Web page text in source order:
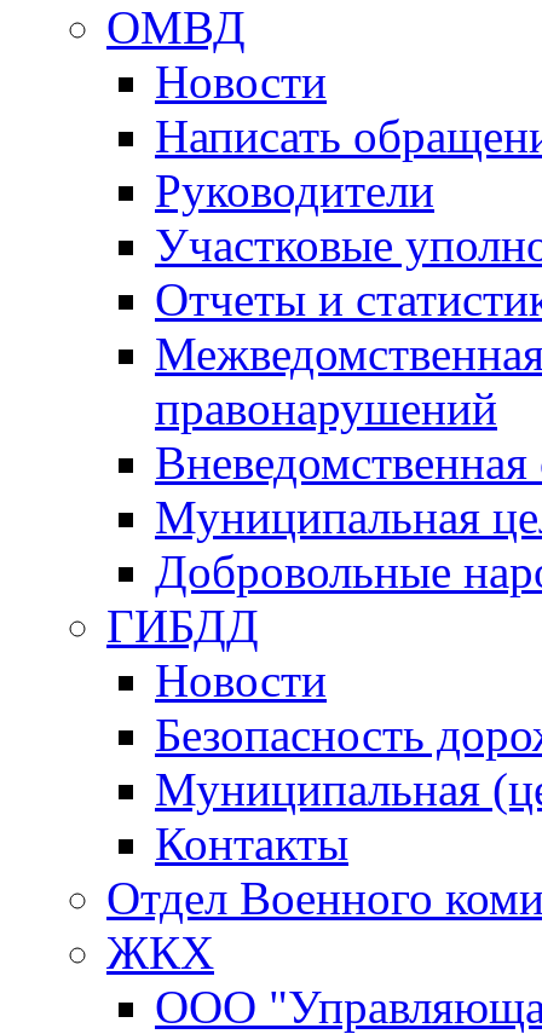
ОМВД
Новости
Написать
Руководители
Участковые
Отчеты и
правонарушений
Вневедомственная
Муниципальная
Добровольные
ГИБДД
Новости
Безопасность
Муниципальная
Контакты
Отдел Военного
ЖКХ
ООО